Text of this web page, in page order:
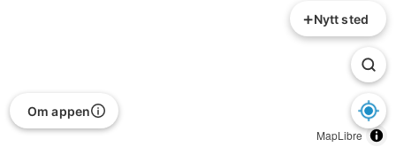
MapLibre
+Nytt sted
Om appen